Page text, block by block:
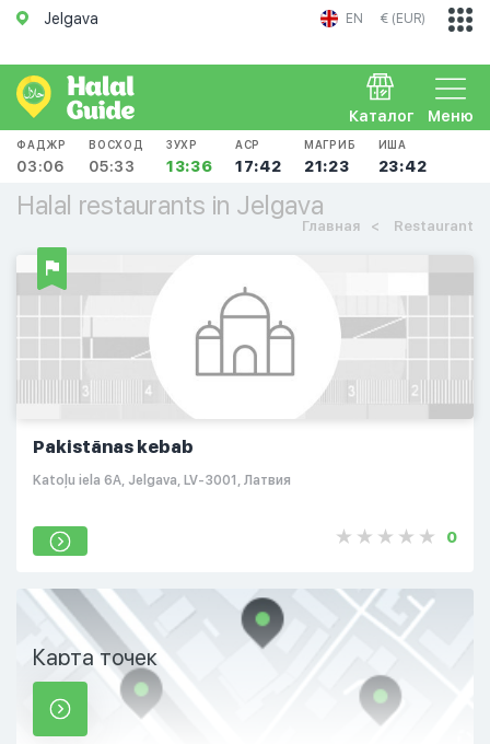
Jelgava EN € (EUR)
Меню
Каталог
ФАДЖР
03:06
ВОСХОД
05:33
ЗУХР
13:36
АСР
17:42
МАГРИБ
21:23
ИША
23:42
Halal restaurants in Jelgava
Главная Restaurant
Pakistānas kebab
Katoļu iela 6A, Jelgava, LV-3001, Латвия
0
Карта точек